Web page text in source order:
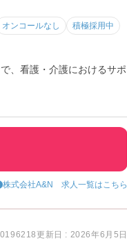
オンコールなし 積極採用中
、看護・介護におけるサポ
株式会社A&N 求人一覧はこちら
更新日 : 2026年6月5日